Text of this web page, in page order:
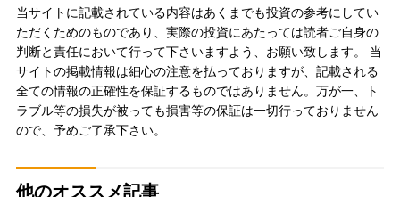
当サイトに記載されている内容はあくまでも投資の参考にしてい
ただくためのものであり、実際の投資にあたっては読者ご自身の
判断と責任において行って下さいますよう、お願い致します。 当
サイトの掲載情報は細心の注意を払っておりますが、記載される
全ての情報の正確性を保証するものではありません。万が一、ト
ラブル等の損失が被っても損害等の保証は一切行っておりません
ので、予めご了承下さい。
他のオススメ記事